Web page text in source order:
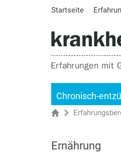
Startseite
Chronisch-
Sie sind hier
Startseite
Ernährung